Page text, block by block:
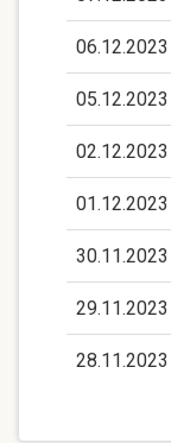
06.12.2023
05.12.2023
02.12.2023
01.12.2023
30.11.2023
29.11.2023
28.11.2023